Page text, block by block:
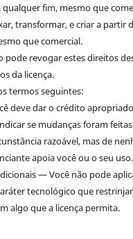
fim, mesmo que
transformar, e criar a partir
que comercial.
pode revogar estes direitos
da licença.
termos seguintes:
deve dar o crédito
se mudanças foram
razoável, mas de
apoia você ou o seu uso.
— Você não pode
tecnológico que
algo que a licença permita.